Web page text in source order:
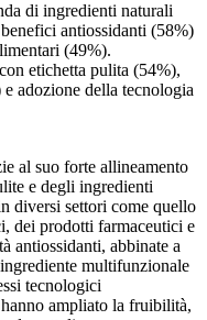
di ingredienti naturali
antiossidanti (58%)
(49%).
etichetta pulita (54%),
adozione della tecnologia
al suo forte allineamento
e degli ingredienti
diversi settori come quello
dei prodotti farmaceutici e
antiossidanti, abbinate a
multifunzionale
tecnologici
ampliato la fruibilità,